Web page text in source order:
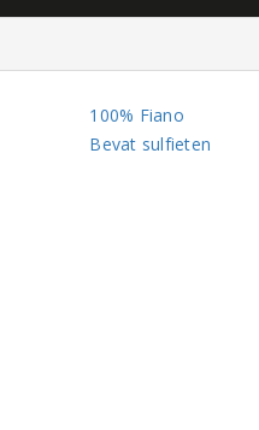
100% Fiano
Bevat sulfieten